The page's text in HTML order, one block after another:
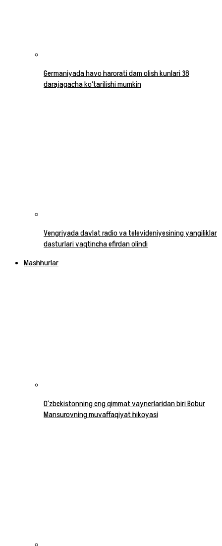
Germaniyada havo harorati dam olish kunlari 38
darajagacha ko‘tarilishi mumkin
Vengriyada davlat radio va televideniyesining yangiliklar
dasturlari vaqtincha efirdan olindi
Mashhurlar
O‘zbekistonning eng qimmat vaynerlaridan biri Bobur
Mansurovning muvaffaqiyat hikoyasi